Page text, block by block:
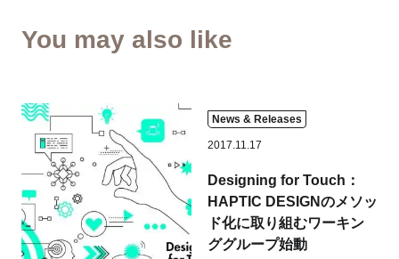
You may also like
News & Releases
2017.11.17
Designing for Touch：
HAPTIC DESIGNのメソッ
ド化に取り組むワーキン
ググループ始動